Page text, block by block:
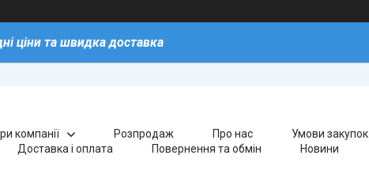
ціни та швидка доставка
компанії Розпродаж Про нас
Умови закупок
Доставка і оплата Повернення та обмін Новини